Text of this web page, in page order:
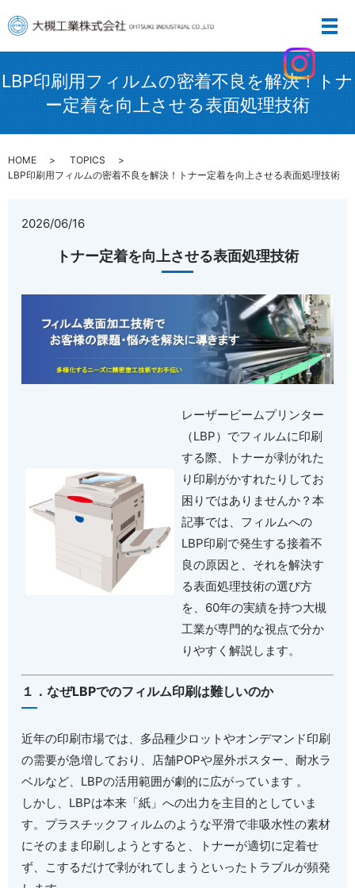
LBP印刷用フィルムの密着不良を解決！トナ
ー定着を向上させる表面処理技術
HOME
TOPICS
LBP印刷用フィルムの密着不良を解決！トナー定着を向上させる表面処理技術
2026/06/16
トナー定着を向上させる表面処理技術
レーザービームプリンター
（LBP）でフィルムに印刷
する際、トナーが剥がれた
り印刷がかすれたりしてお
困りではありませんか？本
記事では、フィルムへの
LBP印刷で発生する接着不
良の原因と、それを解決す
る表面処理技術の選び方
を、 60年の実績を持つ大槻
工業が専門的な視点で分か
りやすく解説します。
１．なぜLBPでのフィルム印刷は難しいのか
近年の印刷市場では、多品種少ロットやオンデマンド印刷
の需要が急増しており、店舗POPや屋外ポスター、耐水ラ
ベルなど、 LBPの活用範囲が劇的に広がっています 。
しかし、 LBPは本来「紙」への出力を主目的としていま
す。プラスチックフィルムのような平滑で非吸水性の素材
にそのまま印刷しようとすると、トナーが適切に定着せ
ず、こするだけで剥がれてしまうといったトラブルが頻発